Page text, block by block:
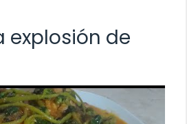
explosión de